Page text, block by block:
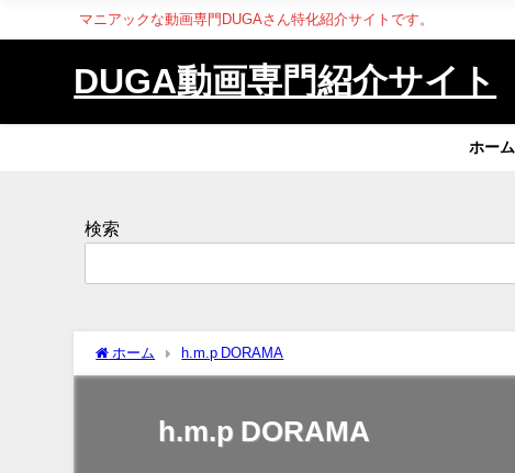
マニアックな動画専門DUGAさん特化紹介サイトです。
DUGA動画専門紹介サイト
ホーム
検索
ホーム h.m.p DORAMA
h.m.p DORAMA